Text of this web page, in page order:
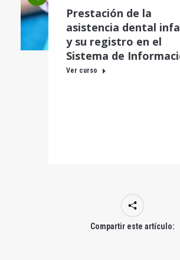
Prestación de la
asistencia dental
y su registro en el
Sistema de
Ver curso
Compartir este artículo: